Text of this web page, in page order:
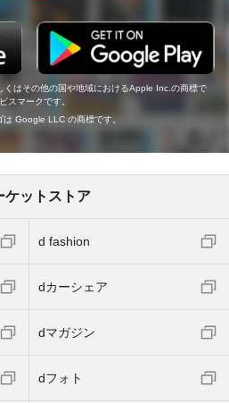
はその他の国や地域におけるApple Inc.の商標で
スマークです。
Google LLC の商標です。
ケットストア
d fashion
dカーシェア
dマガジン
dフォト